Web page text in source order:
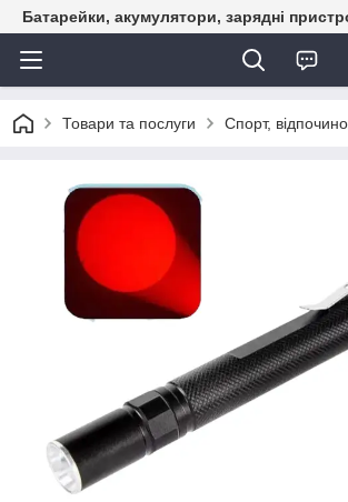
Батарейки, акумулятори, зарядні
Товари та послуги Спорт,